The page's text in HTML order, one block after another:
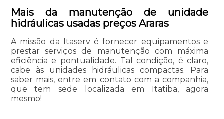
Mais da manutenção de unidade
hidráulicas usadas preços Araras
A missão da Itaserv é fornecer equipamentos e
prestar serviços de manutenção com máxima
eficiência e pontualidade. Tal condição, é claro,
cabe às unidades hidráulicas compactas. Para
saber mais, entre em contato com a companhia,
que tem sede localizada em Itatiba, agora
mesmo!